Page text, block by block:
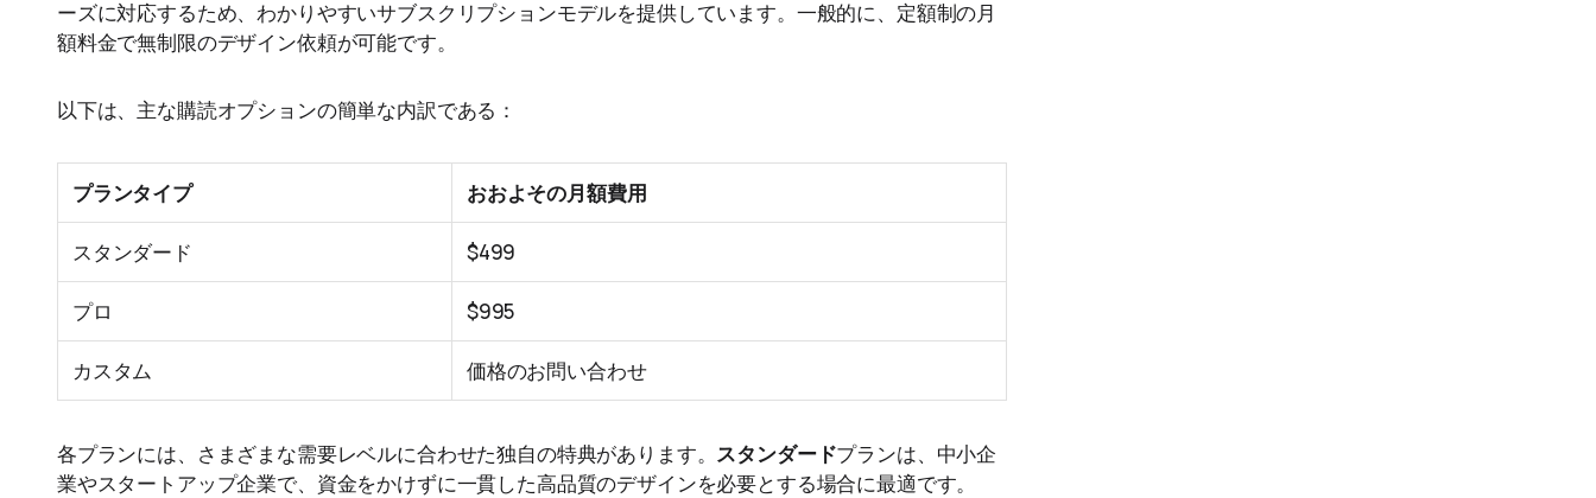
ーズに対応するため、わかりやすいサブスクリプションモデルを提供しています。一般的に、定額制の月
額料金で無制限のデザイン依頼が可能です。
以下は、主な購読オプションの簡単な内訳である：
プランタイプ おおよその月額費用
スタンダード $499
プロ $995
カスタム 価格のお問い合わせ
各プランには、さまざまな需要レベルに合わせた独自の特典があります。 スタンダードプランは、中小企
業やスタートアップ企業で、資金をかけずに一貫した高品質のデザインを必要とする場合に最適です。